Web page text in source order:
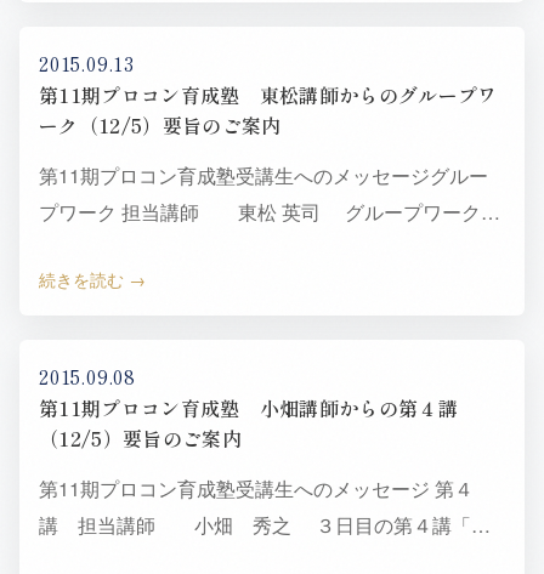
2015.09.13
第11期プロコン育成塾 東松講師からのグループワ
ーク（12/5）要旨のご案内
第11期プロコン育成塾受講生へのメッセージグルー
プワーク 担当講師 東松 英司 グループワークを
その後事務局…
続きを読む
2015.09.08
第11期プロコン育成塾 小畑講師からの第４講
（12/5）要旨のご案内
第11期プロコン育成塾受講生へのメッセージ 第４
講 担当講師 小畑 秀之 ３日目の第４講「プ